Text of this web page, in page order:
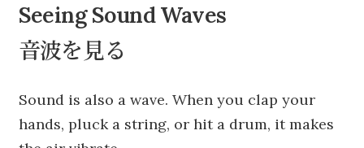
Seeing Sound Waves
音波を見る
Sound is also a wave. When you clap your
hands, pluck a string, or hit a drum, it makes